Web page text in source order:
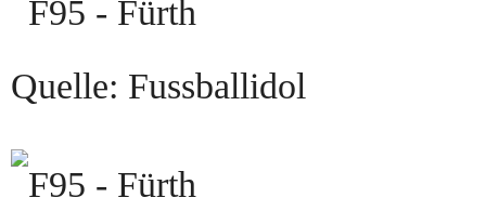
Quelle: Fussballidol